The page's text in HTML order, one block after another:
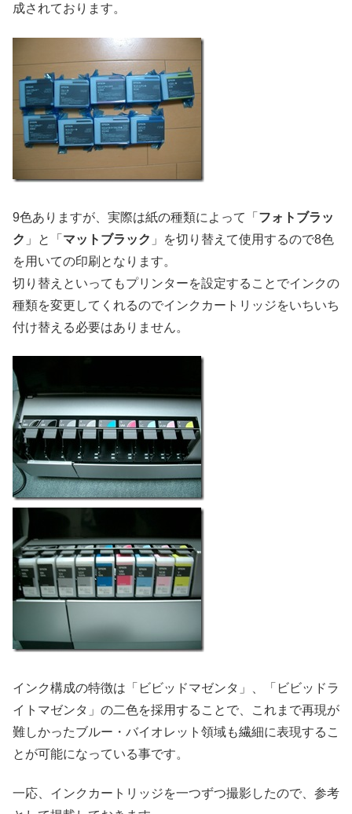
成されております。
9色ありますが、実際は紙の種類によって「 フォトブラッ
ク 」と「 マットブラック 」を切り替えて使用するので8色
を用いての印刷となります。
切り替えといってもプリンターを設定することでインクの
種類を変更してくれるのでインクカートリッジをいちいち
付け替える必要はありません。
インク構成の特徴は「ビビッドマゼンタ」、「ビビッドラ
イトマゼンタ」の二色を採用することで、これまで再現が
難しかったブルー・バイオレット領域も繊細に表現するこ
とが可能になっている事です。
一応、インクカートリッジを一つずつ撮影したので、参考